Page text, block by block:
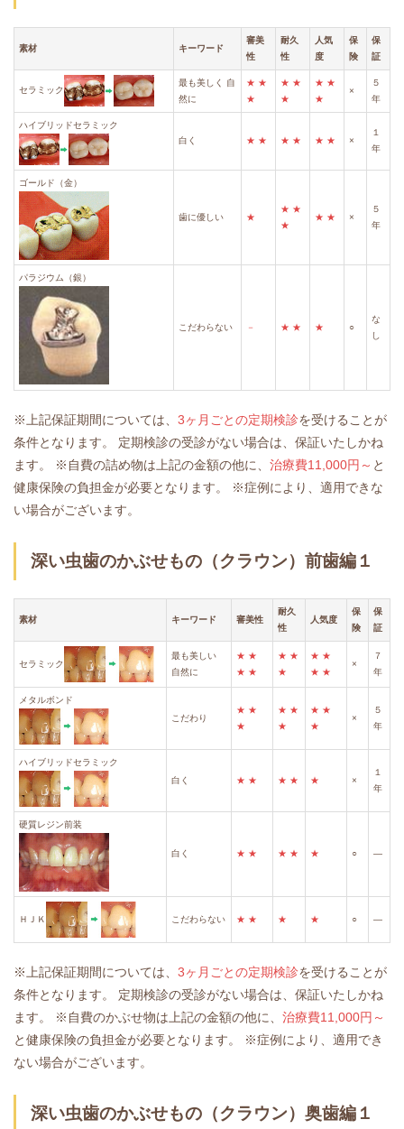
素材 キーワード
審美
性
耐久
性
人気
度
保
険
保
証
セラミック
最も美しく
自
然に
★ ★
★
★ ★
★
★ ★
★
×
５
年
ハイブリッドセラミック
白く
★ ★ ★ ★ ★ ★ ×
１
年
ゴールド（金）
歯に優しい ★
★ ★
★
★ ★ ×
５
年
パラジウム（銀）
こだわらない － ★ ★ ★ ○
な
し
※上記保証期間については、 3ヶ月ごとの定期検診を受けることが
条件となります。
定期検診の受診がない場合は、保証いたしかね
ます。
※自費の詰め物は上記の金額の他に、 治療費11,000円～ と
健康保険の負担金が必要となります。
※症例により、適用できな
い場合がございます。
深い虫歯のかぶせもの（クラウン）前歯編１
素材 キーワード 審美性
耐久
性
人気度
保
険
保
証
セラミック
最も美しい
自然に
★ ★
★ ★
★ ★
★
★ ★
★ ★
×
７
年
メタルボンド
こだわり
★ ★
★
★ ★
★
★ ★
★
×
５
年
ハイブリッドセラミック
白く
★ ★ ★ ★ ★ ×
１
年
硬質レジン前装
白く ★ ★ ★ ★ ★ ○ ―
ＨＪＫ こだわらない ★ ★ ★ ★ ○ ―
※上記保証期間については、 3ヶ月ごとの定期検診を受けることが
条件となります。
定期検診の受診がない場合は、保証いたしかね
ます。
※自費のかぶせ物は上記の金額の他に、 治療費11,000円～
と健康保険の負担金が必要となります。
※症例により、適用でき
ない場合がございます。
深い虫歯のかぶせもの（クラウン）奥歯編１